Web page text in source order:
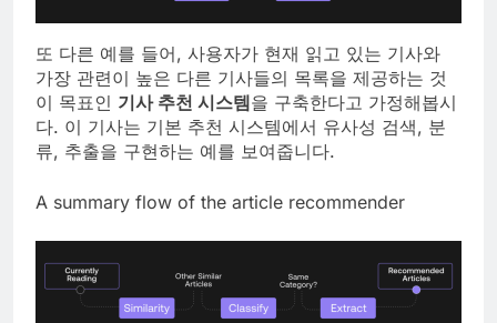
또 다른 예를 들어, 사용자가 현재 읽고 있는 기사와
가장 관련이 높은 다른 기사들의 목록을 제공하는 것
이 목표인 기사 추천 시스템을 구축한다고 가정해봅시
다. 이 기사는 기본 추천 시스템에서 유사성 검색, 분
류, 추출을 구현하는 예를 보여줍니다.
A summary flow of the article recommender